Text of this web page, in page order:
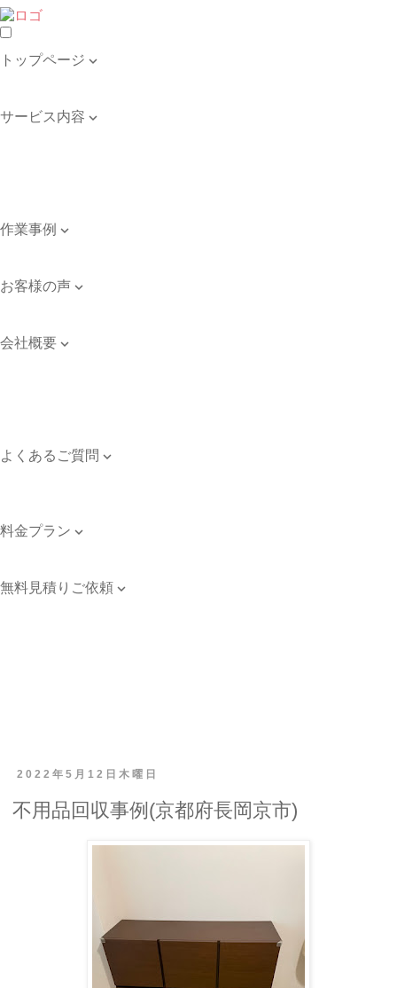
トップページ 
サービス内容 
作業事例 
お客様の声 
会社概要 
よくあるご質問 
料金プラン 
無料見積りご依頼 
2022年5月12日木曜日
不用品回収事例(京都府長岡京市)